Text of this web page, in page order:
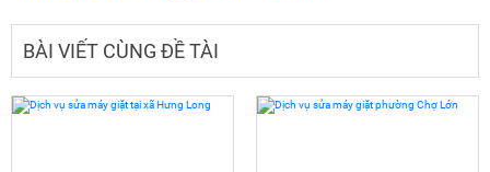
BÀI VIẾT CÙNG ĐỀ TÀI